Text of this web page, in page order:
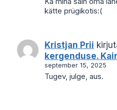
kätte prügikotis:(
Kristjan Prii
kergenduse.
september 15, 2025
Tugev, julge, aus.